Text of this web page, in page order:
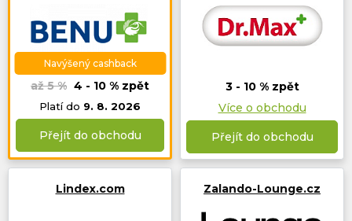
Navýšený cashback
až 5 % 4 - 10 % zpět
Platí do 9. 8. 2026
Přejít do obchodu
3 - 10 % zpět
Více o obchodu
Přejít do obchodu
Lindex.com Zalando-Lounge.cz